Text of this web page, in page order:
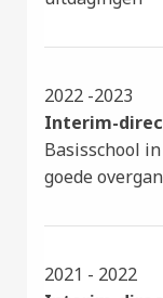
2022 -2023
Interim-
Basisschool
goede
2021 - 2022